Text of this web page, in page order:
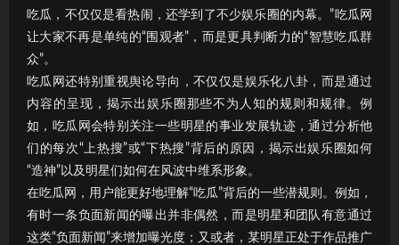
吃瓜，不仅仅是看热闹，还学到了不少娱乐圈的内幕。”吃瓜网
让大家不再是单纯的“围观者”，而是更具判断力的“智慧吃瓜群
众”。
吃瓜网还特别重视舆论导向，不仅仅是娱乐化八卦，而是通过
内容的呈现，揭示出娱乐圈那些不为人知的规则和规律。例
如，吃瓜网会特别关注一些明星的事业发展轨迹，通过分析他
们的每次“上热搜”或“下热搜”背后的原因，揭示出娱乐圈如何
“造神”以及明星们如何在风波中维系形象。
在吃瓜网，用户能更好地理解“吃瓜”背后的一些潜规则。例如，
有时一条负面新闻的曝出并非偶然，而是明星和团队有意通过
这类“负面新闻”来增加曝光度；又或者，某明星正处于作品推广